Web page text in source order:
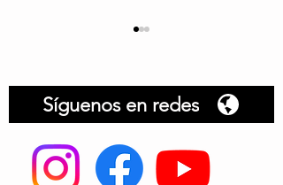
Armenia, itinerario
Síguenos en redes